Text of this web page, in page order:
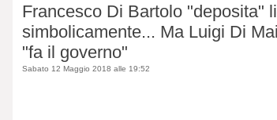
Francesco Di Bartolo "deposita"
simbolicamente... Ma Luigi Di
"fa il governo"
Sabato 12 Maggio 2018 alle 19:52